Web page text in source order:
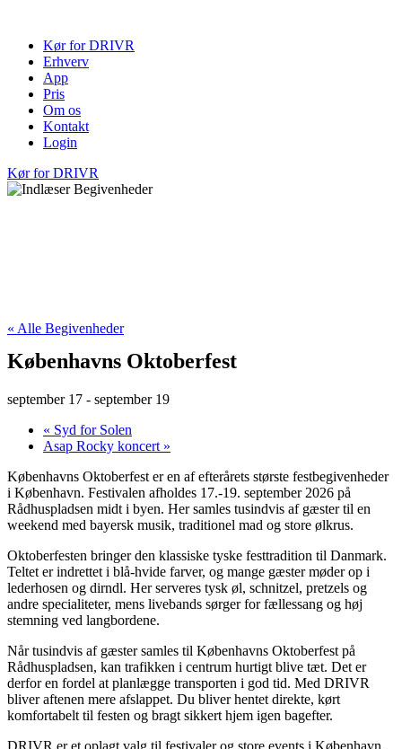
indholdKør for DRIVR
Erhverv
App
Pris
Om os
Kontakt
Login
Kør for DRIVR
« Alle Begivenheder
Københavns Oktoberfest
september 17 - september 19
« Syd for Solen
Asap Rocky koncert »
Københavns Oktoberfest er en af efterårets største festbegivenheder
i København. Festivalen afholdes 17.-19. september 2026 på
Rådhuspladsen midt i byen. Her samles tusindvis af gæster til en
weekend med bayersk musik, traditionel mad og store ølkrus.
Oktoberfesten bringer den klassiske tyske festtradition til Danmark.
Teltet er indrettet i blå-hvide farver, og mange gæster møder op i
lederhosen og dirndl. Her serveres tysk øl, schnitzel, pretzels og
andre specialiteter, mens livebands sørger for fællessang og høj
stemning ved langbordene.
Når tusindvis af gæster samles til Københavns Oktoberfest på
Rådhuspladsen, kan trafikken i centrum hurtigt blive tæt. Det er
derfor en fordel at planlægge transporten i god tid. Med DRIVR
bliver aftenen mere afslappet. Du bliver hentet direkte, kørt
komfortabelt til festen og bragt sikkert hjem igen bagefter.
DRIVR er et oplagt valg til festivaler og store events i København,